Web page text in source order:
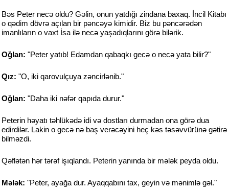
Bəs Peter necə oldu? Gəlin, onun yatdığı zindana baxaq. İncil Kitabı
o qədim dövrə açılan bir pəncəyə kimidir. Biz bu pəncərədən
imanlıların o vaxt İsa ilə necə yaşadıqlarını görə bilərik.
Oğlan: "Peter yatıb! Edamdan qabaqkı gecə o necə yata bilir?"
Qız: "O, iki qarovulçuya zəncirlənib."
Oğlan: "Daha iki nəfər qapıda durur."
Peterin həyatı təhlükədə idi və dostları durmadan ona görə dua
edirdilər. Lakin o gecə nə baş verəcəyini heç kəs təsəvvürünə gətirə
bilməzdi.
Qəflətən hər tərəf işıqlandı. Peterin yanında bir mələk peyda oldu.
Mələk: "Peter, ayağa dur. Ayaqqabını tax, geyin və mənimlə gəl."